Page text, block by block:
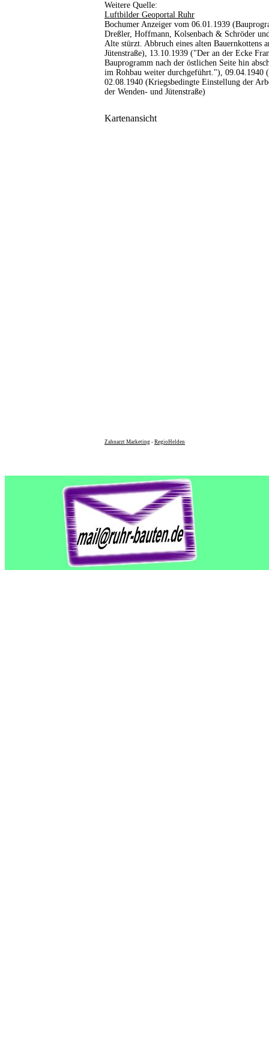
Weitere Quelle:
Luftbilder Geoportal Ruhr
Bochumer Anzeiger vom 06.01.1939
Dreßler, Hoffmann, Kolsenbach & Schröder
Alte stürzt. Abbruch eines alten Bauernkottens
Jütenstraße), 13.10.1939 ("Der an der Ecke
Bauprogramm nach der östlichen Seite hin
im Rohbau weiter durchgeführt."), 09.04.1940
02.08.1940 (Kriegsbedingte Einstellung der
der Wenden- und Jütenstraße)
Kartenansicht
Zahnarzt Marketing - RegioHelden